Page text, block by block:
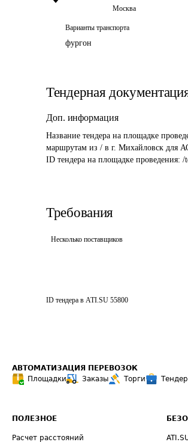
Москва
Варианты транспорта
фургон
Тендерная
Доп. информация
Название тендера на площадке
маршрутам из / в г. Михайловск
ID тендера на площадке проведения: /
Требования
Несколько поставщиков
ID тендера в ATI.SU 55800
АВТОМАТИЗАЦИЯ ПЕРЕВОЗОК
Площадки
Заказы Торги
ПОЛЕЗНОЕ
Расчет расстояний